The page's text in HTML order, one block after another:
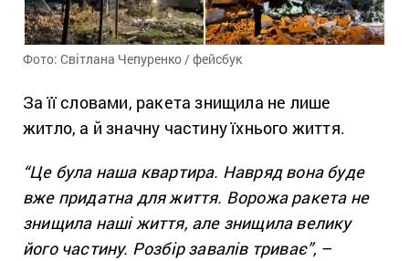
Фото: Світлана Чепуренко / фейсбук
За її словами, ракета знищила не лише
житло, а й значну частину їхнього життя.
“Це була наша квартира. Навряд вона буде
вже придатна для життя. Ворожа ракета не
знищила наші життя, але знищила велику
його частину. Розбір завалів триває”, –